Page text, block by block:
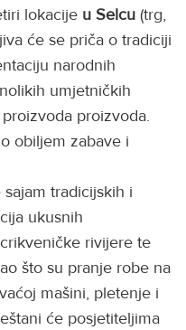
lokacije u Selcu (trg,
će se priča o tradiciji
narodnih
umjetničkih
proizvoda.
obiljem zabave i
tradicijskih i
ukusnih
rivijere te
što su pranje robe na
mašini, pletenje i
će posjetiteljima